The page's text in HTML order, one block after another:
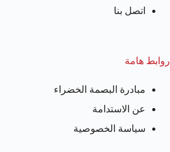
اتصل بنا
روابط هامة
مبادرة البصمة الخضراء
عن الاستدامة
سياسة الخصوصية